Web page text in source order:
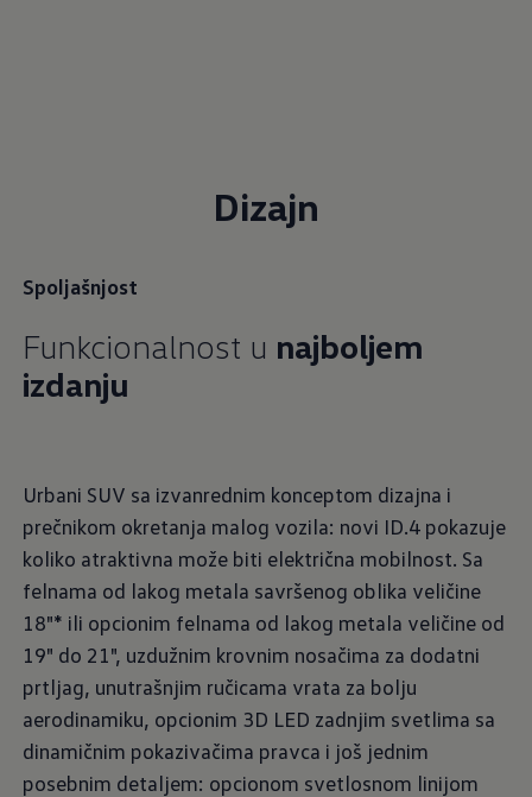
Dizajn
Spoljašnjost
Funkcionalnost u najboljem
izdanju
Urbani SUV sa izvanrednim konceptom dizajna i
prečnikom okretanja malog vozila: novi ID.4 pokazuje
koliko atraktivna može biti električna mobilnost. Sa
felnama od lakog metala savršenog oblika veličine
18"* ili opcionim felnama od lakog metala veličine od
19" do 21", uzdužnim krovnim nosačima za dodatni
prtljag, unutrašnjim ručicama vrata za bolju
aerodinamiku, opcionim 3D LED zadnjim svetlima sa
dinamičnim pokazivačima pravca i još jednim
posebnim detaljem: opcionom svetlosnom linijom